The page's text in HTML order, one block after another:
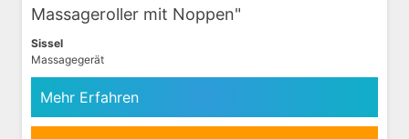
Massageroller mit Noppen"
Sissel
Massagegerät
Mehr Erfahren